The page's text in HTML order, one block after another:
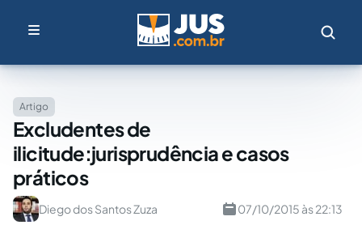
Artigo
Excludentes de
ilicitude:jurisprudência e casos
práticos
Diego dos Santos Zuza 07/10/2015 às 22:13